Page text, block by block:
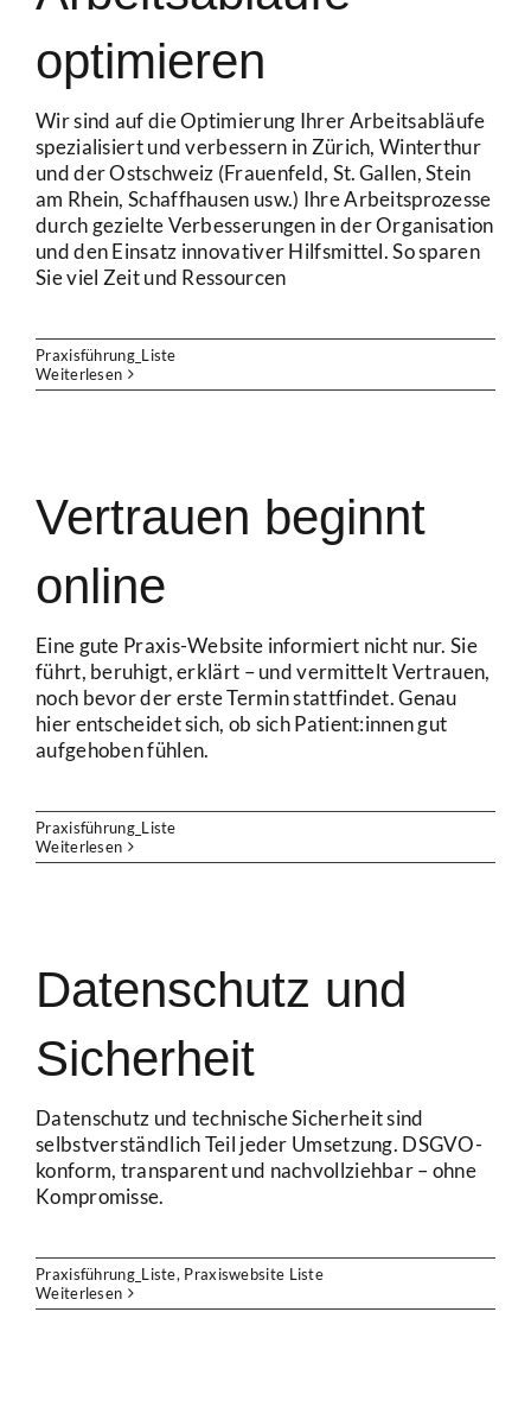
optimieren
Wir sind auf die Optimierung Ihrer Arbeitsabläufe
spezialisiert und verbessern in Zürich, Winterthur
und der Ostschweiz (Frauenfeld, St. Gallen, Stein
am Rhein, Schaffhausen usw.) Ihre Arbeitsprozesse
durch gezielte Verbesserungen in der Organisation
und den Einsatz innovativer Hilfsmittel. So sparen
Sie viel Zeit und Ressourcen
Praxisführung_Liste
Weiterlesen
Vertrauen beginnt
online
Eine gute Praxis-Website informiert nicht nur. Sie
führt, beruhigt, erklärt – und vermittelt Vertrauen,
noch bevor der erste Termin stattfindet. Genau
hier entscheidet sich, ob sich Patient:innen gut
aufgehoben fühlen.
Praxisführung_Liste
Weiterlesen
Datenschutz und
Sicherheit
Datenschutz und technische Sicherheit sind
selbstverständlich Teil jeder Umsetzung. DSGVO-
konform, transparent und nachvollziehbar – ohne
Kompromisse.
Praxisführung_Liste, Praxiswebsite Liste
Weiterlesen